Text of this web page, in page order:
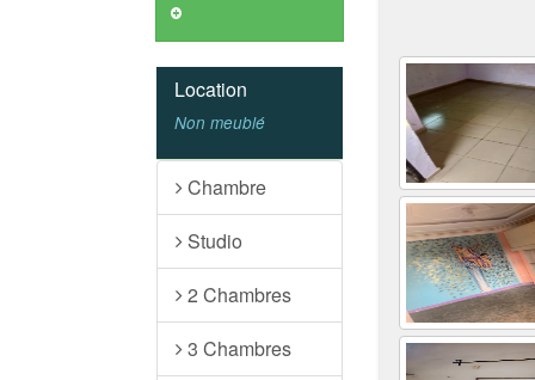
Location
Non meublé
Chambre
Studio
2 Chambres
3 Chambres